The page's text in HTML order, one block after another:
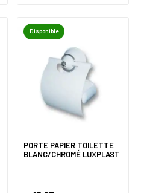
Disponible
PORTE PAPIER TOILETTE
BLANC/CHROMÉ LUXPLAST